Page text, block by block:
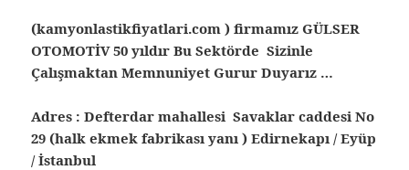
(kamyonlastikfiyatlari.com ) firmamız GÜLSER
OTOMOTİV 50 yıldır Bu Sektörde Sizinle
Çalışmaktan Memnuniyet Gurur Duyarız …
Adres : Defterdar mahallesi Savaklar caddesi No
29 (halk ekmek fabrikası yanı ) Edirnekapı / Eyüp
/ İstanbul